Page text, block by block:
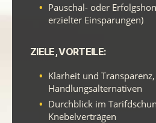
Pauschal- oder
erzielter Einsparungen)
ZIELE, VORTEILE:
Klarheit und Transparenz,
Handlungsalternativen
Durchblick im
Knebelverträgen